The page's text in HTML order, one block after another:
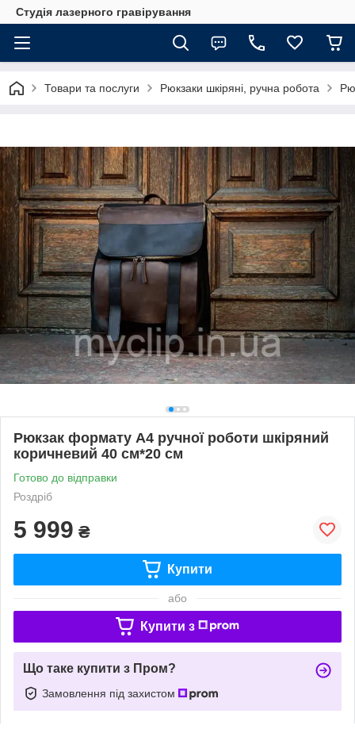
Студія лазерного гравірування
Товари та послуги Рюкзаки шкіряні, ручна робота
Рюкзак формату А4 ручної роботи шкіряний
коричневий 40 см*20 см
Готово до відправки
Роздріб
5 999 ₴
Купити
або
Купити з
Що таке купити з Пром?
Замовлення під захистом